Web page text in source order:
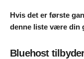
Hvis det er første
denne liste være din
Bluehost